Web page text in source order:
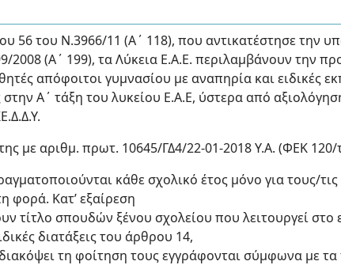
56 του Ν.3966/11 (Α΄ 118), που αντικατέστησε την
(Α΄ 199), τα Λύκεια Ε.Α.Ε. περιλαμβάνουν την
απόφοιτοι γυμνασίου με αναπηρία και ειδικές
A΄ τάξη του λυκείου Ε.Α.Ε, ύστερα από
με αριθμ. πρωτ. 10645/ΓΔ4/22-01-2018 Υ.Α. (ΦΕΚ 120/
κάθε σχολικό έτος μόνο για τους/τις
φορά. Κατ’ εξαίρεση
τίτλο σπουδών ξένου σχολείου που λειτουργεί στο
διατάξεις του άρθρου 14,
τη φοίτηση τους εγγράφονται σύμφωνα με